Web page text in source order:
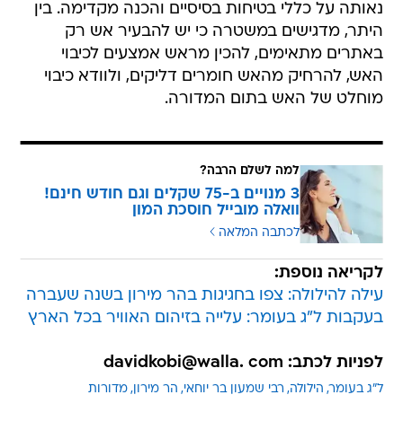
נאותה על כללי בטיחות בסיסיים והכנה מקדימה. בין
היתר, מדגישים במשטרה כי יש להבעיר אש רק
באתרים מתאימים, להכין מראש אמצעים לכיבוי
האש, להרחיק מהאש חומרים דליקים, ולוודא כיבוי
מוחלט של האש בתום המדורה.
למה לשלם הרבה?
3 מנויים ב-75 שקלים וגם חודש חינם!
וואלה מובייל חוסכת המון
לכתבה המלאה
לקריאה נוספת:
עילה להילולה: צפו בחגיגות בהר מירון בשנה שעברה
בעקבות ל"ג בעומר: עלייה בזיהום האוויר בכל הארץ
לפניות לכתב: davidkobi@walla. com
ל"ג בעומר הילולה רבי שמעון בר יוחאי הר מירון מדורות